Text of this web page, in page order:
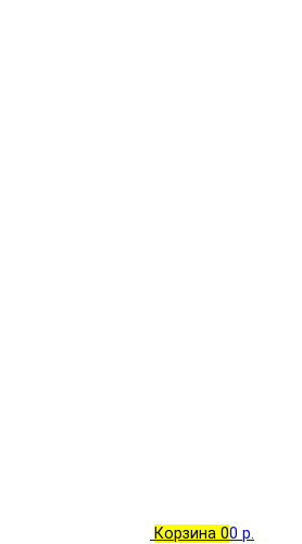
Корзина 00 р.